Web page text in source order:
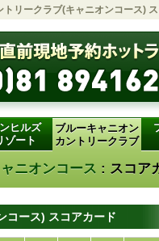
トリークラブ(キャニオンコース)
ヒルズ
ゾート
ブルーキャニオン
カントリークラブ
ニオンコース : スコア
コース) スコアカード